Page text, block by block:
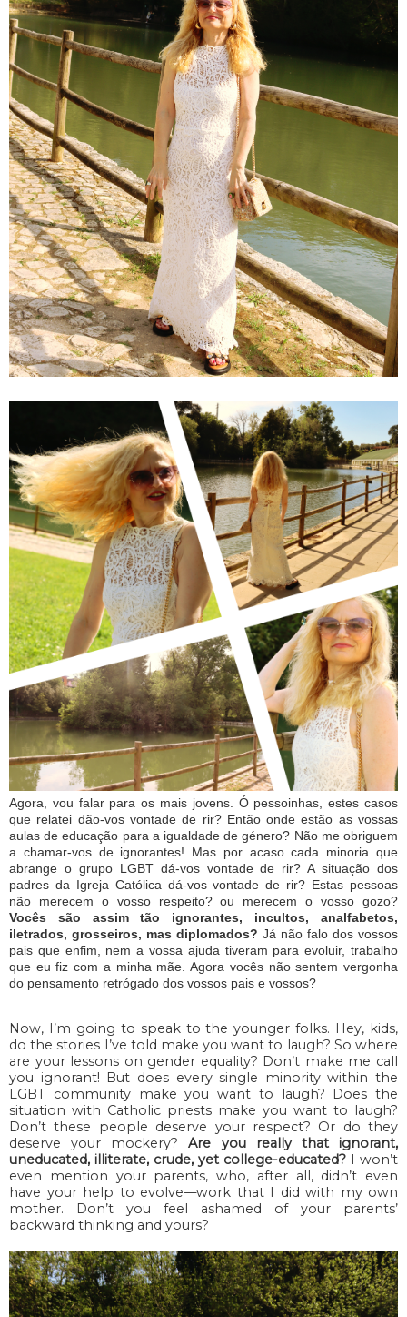
Agora, vou falar para os mais jovens. Ó pessoinhas, estes casos
que relatei dão-vos vontade de rir? Então onde estão as vossas
aulas de educação para a igualdade de género? Não me obriguem
a chamar-vos de ignorantes! Mas por acaso cada minoria que
abrange o grupo LGBT dá-vos vontade de rir? A situação dos
padres da Igreja Católica dá-vos vontade de rir? Estas pessoas
não merecem o vosso respeito? ou merecem o vosso gozo?
Vocês são assim tão ignorantes, incultos, analfabetos,
iletrados, grosseiros, mas diplomados? Já não falo dos vossos
pais que enfim, nem a vossa ajuda tiveram para evoluir, trabalho
que eu fiz com a minha mãe. Agora vocês não sentem vergonha
do pensamento retrógado dos vossos pais e vossos?
Now, I’m going to speak to the younger folks. Hey, kids,
do the stories I’ve told make you want to laugh? So where
are your lessons on gender equality? Don’t make me call
you ignorant! But does every single minority within the
LGBT community make you want to laugh? Does the
situation with Catholic priests make you want to laugh?
Don’t these people deserve your respect? Or do they
deserve your mockery? Are you really that ignorant,
uneducated, illiterate, crude, yet college-educated? I won’t
even mention your parents, who, after all, didn’t even
have your help to evolve—work that I did with my own
mother. Don’t you feel ashamed of your parents’
backward thinking and yours?